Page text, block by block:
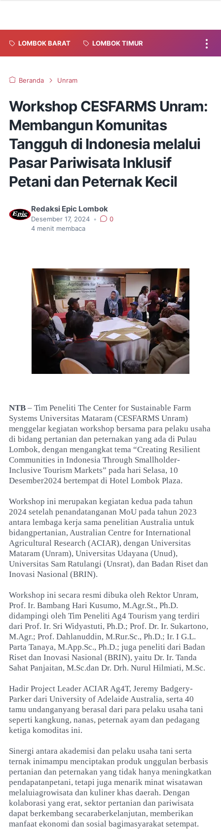
LOMBOK BARAT LOMBOK TIMUR
Beranda Unram
Workshop CESFARMS Unram:
Membangun Komunitas
Tangguh di Indonesia melalui
Pasar Pariwisata Inklusif
Petani dan Peternak Kecil
Redaksi Epic Lombok
Desember 17, 2024 •
0
4 menit membaca
NTB – Tim Peneliti The Center for Sustainable Farm
Systems Universitas Mataram (CESFARMS Unram)
menggelar kegiatan workshop bersama para pelaku usaha
di bidang pertanian dan peternakan yang ada di Pulau
Lombok, dengan mengangkat tema “Creating Resilient
Communities in Indonesia Through Smallholder-
Inclusive Tourism Markets” pada hari Selasa, 10
Desember2024 bertempat di Hotel Lombok Plaza.
Workshop ini merupakan kegiatan kedua pada tahun
2024 setelah penandatanganan MoU pada tahun 2023
antara lembaga kerja sama penelitian Australia untuk
bidangpertanian, Australian Centre for International
Agricultural Research (ACIAR), dengan Universitas
Mataram (Unram), Universitas Udayana (Unud),
Universitas Sam Ratulangi (Unsrat), dan Badan Riset dan
Inovasi Nasional (BRIN).
Workshop ini secara resmi dibuka oleh Rektor Unram,
Prof. Ir. Bambang Hari Kusumo, M.Agr.St., Ph.D.
didampingi oleh Tim Peneliti Ag4 Tourism yang terdiri
dari Prof. Ir. Sri Widyastuti, Ph.D.; Prof. Dr. Ir. Sukartono,
M.Agr.; Prof. Dahlanuddin, M.Rur.Sc., Ph.D.; Ir. I G.L.
Parta Tanaya, M.App.Sc., Ph.D.; juga peneliti dari Badan
Riset dan Inovasi Nasional (BRIN), yaitu Dr. Ir. Tanda
Sahat Panjaitan, M.Sc.dan Dr. Drh. Nurul Hilmiati, M.Sc.
Hadir Project Leader ACIAR Ag4T, Jeremy Badgery-
Parker dari University of Adelaide Australia, serta 40
tamu undanganyang berasal dari para pelaku usaha tani
seperti kangkung, nanas, peternak ayam dan pedagang
ketiga komoditas ini.
Sinergi antara akademisi dan pelaku usaha tani serta
ternak inimampu menciptakan produk unggulan berbasis
pertanian dan peternakan yang tidak hanya meningkatkan
pendapatanpetani, tetapi juga menarik minat wisatawan
melaluiagrowisata dan kuliner khas daerah. Dengan
kolaborasi yang erat, sektor pertanian dan pariwisata
dapat berkembang secaraberkelanjutan, memberikan
manfaat ekonomi dan sosial bagimasyarakat setempat.